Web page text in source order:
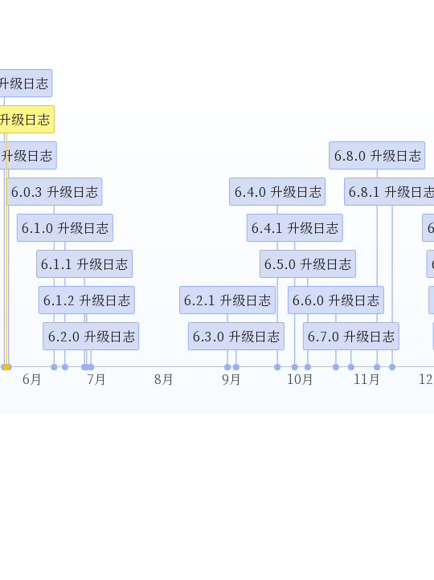
6.8.1 升级日
6.8.0 升级日志
6.7.0 升级日志
6.6.0 升级日志
6.5.0 升级日志
6.4.1 升级日志
6.4.0 升级日志
6.3.0 升级日志
6.2.1 升级日志
6.2.0 升级日志
6.1.2 升级日志
6.1.1 升级日志
6.1.0 升级日志
6.0.3 升级日志
级日志
级日志
级日志
6月 7月 8月 9月 10月 11月